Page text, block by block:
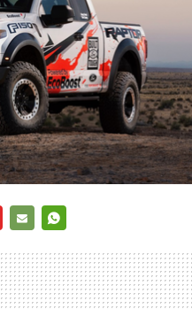
MAIL